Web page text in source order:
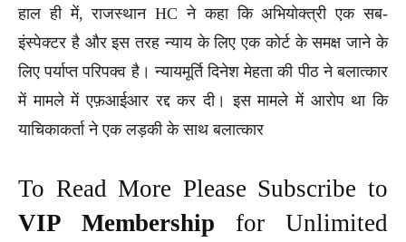
हाल ही में, राजस्थान HC ने कहा कि अभियोक्त्री एक सब-
इंस्पेक्टर है और इस तरह न्याय के लिए एक कोर्ट के समक्ष जाने के
लिए पर्याप्त परिपक्व है। न्यायमूर्ति दिनेश मेहता की पीठ ने बलात्कार
में मामले में एफ़आईआर रद्द कर दी। इस मामले में आरोप था कि
याचिकाकर्ता ने एक लड़की के साथ बलात्कार
To Read More Please Subscribe to
VIP Membership for Unlimited